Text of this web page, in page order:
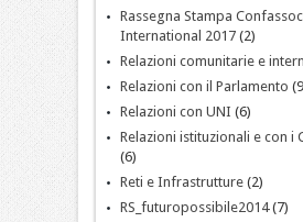
Rassegna Stampa
International 2017(2)
Relazioni comunitarie e
Relazioni con il Parlamento
Relazioni con UNI (6)
Relazioni istituzionali e con i
(6)
Reti e Infrastrutture(2)
RS_futuropossibile2014(7)